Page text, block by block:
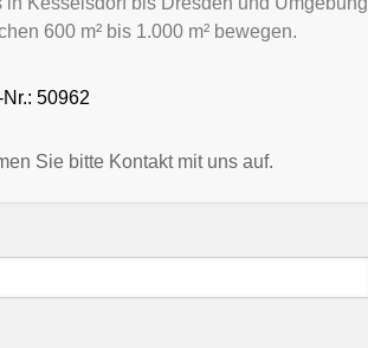
600 m² bis 1.000 m² bewegen.
50962
Sie bitte Kontakt mit uns auf.